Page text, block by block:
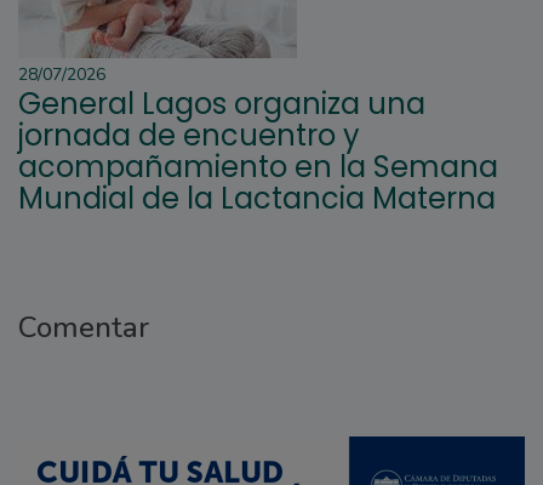
28/07/2026
General Lagos organiza una
jornada de encuentro y
acompañamiento en la Semana
Mundial de la Lactancia Materna
Comentar